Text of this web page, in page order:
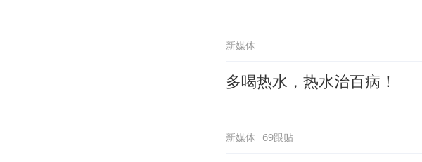
新媒体
多喝热水，热水治百病！
新媒体 69跟贴